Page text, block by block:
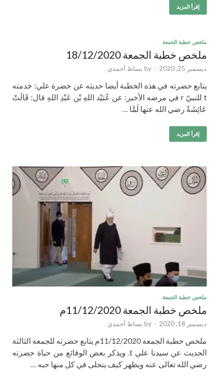
إقرأ المزيد
ملخص خطبة الجمعة
ملخص خطبة الجمعة 18/12/2020
ديسمبر 25, 2020 -
by بساط أحمدي
يتابع حضرته في هذه الخطبة أيضا حديثه عن حضرة علي: خدمته
t للنبيّ r في مرضه الأخير: عن عُبَيْد اللهِ بْن عَبْدِ اللهِ قال: قَالَتْ
عَائِشَةُ رضي الله عنها لَمَّا …
إقرأ المزيد
ملخص خطبة الجمعة
ملخص خطبة الجمعة 11/12/2020م
ديسمبر 18, 2020 -
by بساط أحمدي
ملخص خطبة الجمعة 11/12/2020م يتابع حضرته للجمعة الثالثة
الحديث عن سيدنا علي t. ويذكر بعض الوقائع من حياة حضرته
رضي الله تعالى عنه ويظهر كيف يتجلى في كل منها حبه …